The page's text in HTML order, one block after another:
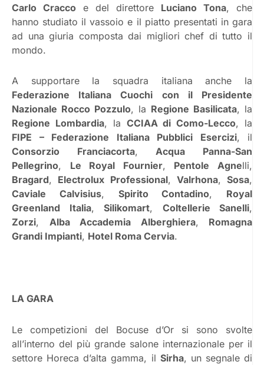
Carlo Cracco e del direttore Luciano Tona, che
hanno studiato il vassoio e il piatto presentati in gara
ad una giuria composta dai migliori chef di tutto il
mondo.
A supportare la squadra italiana anche la
Federazione Italiana Cuochi con il Presidente
Nazionale Rocco Pozzulo, la Regione Basilicata, la
Regione Lombardia, la CCIAA di Como-Lecco, la
FIPE – Federazione Italiana Pubblici Esercizi, il
Consorzio Franciacorta,Acqua Panna-San
Pellegrino, Le Royal Fournier, Pentole Agnelli,
Bragard, Electrolux Professional, Valrhona, Sosa,
Caviale Calvisius, Spirito Contadino, Royal
Greenland Italia, Silikomart, Coltellerie Sanelli,
Zorzi, Alba Accademia Alberghiera, Romagna
Grandi Impianti, Hotel Roma Cervia.
LA GARA
Le competizioni del Bocuse d’Or si sono svolte
all’interno del più grande salone internazionale per il
settore Horeca d’alta gamma, il Sirha, un segnale di